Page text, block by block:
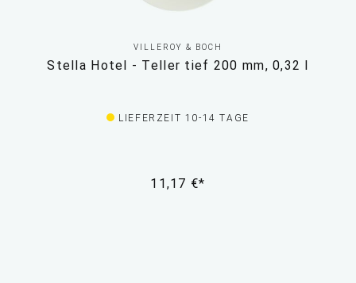
VILLEROY & BOCH
Stella Hotel - Teller tief 200 mm, 0,32 l
LIEFERZEIT 10-14 TAGE
11,17 €*